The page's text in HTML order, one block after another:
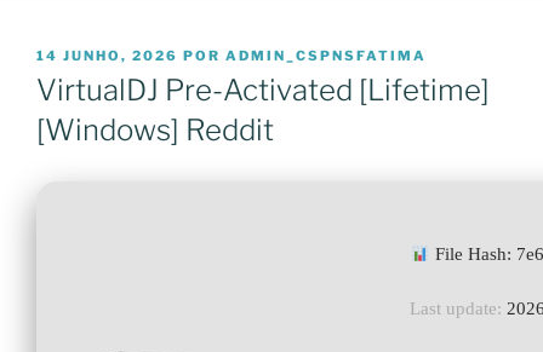
PUBLICADO
EM
14 JUNHO, 2026 POR ADMIN_CSPNSFATIMA
VirtualDJ Pre-Activated [Lifetime]
[Windows] Reddit
File Hash:
Last update: